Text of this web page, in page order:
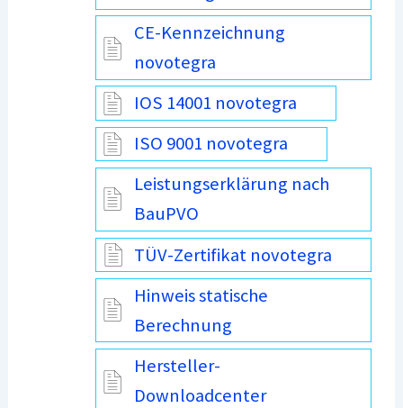
CE-Kennzeichnung
novotegra
IOS 14001 novotegra
ISO 9001 novotegra
Leistungserklärung nach
BauPVO
TÜV-Zertifikat novotegra
Hinweis statische
Berechnung
Hersteller-
Downloadcenter